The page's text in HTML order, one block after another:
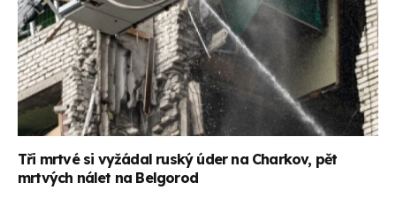
Tři mrtvé si vyžádal ruský úder na Charkov, pět
mrtvých nálet na Belgorod